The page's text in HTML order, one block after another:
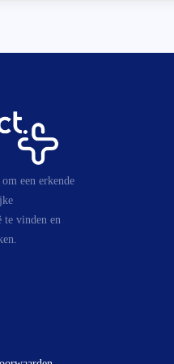
een erkende
te vinden en